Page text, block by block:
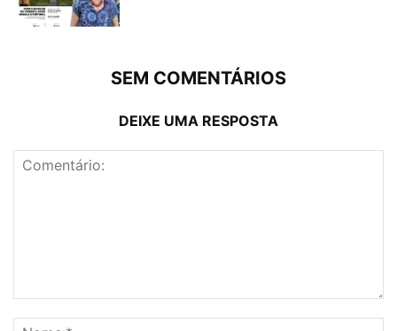
SEM COMENTÁRIOS
DEIXE UMA RESPOSTA